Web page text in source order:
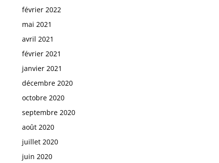
février 2022
mai 2021
avril 2021
février 2021
janvier 2021
décembre 2020
octobre 2020
septembre 2020
août 2020
juillet 2020
juin 2020